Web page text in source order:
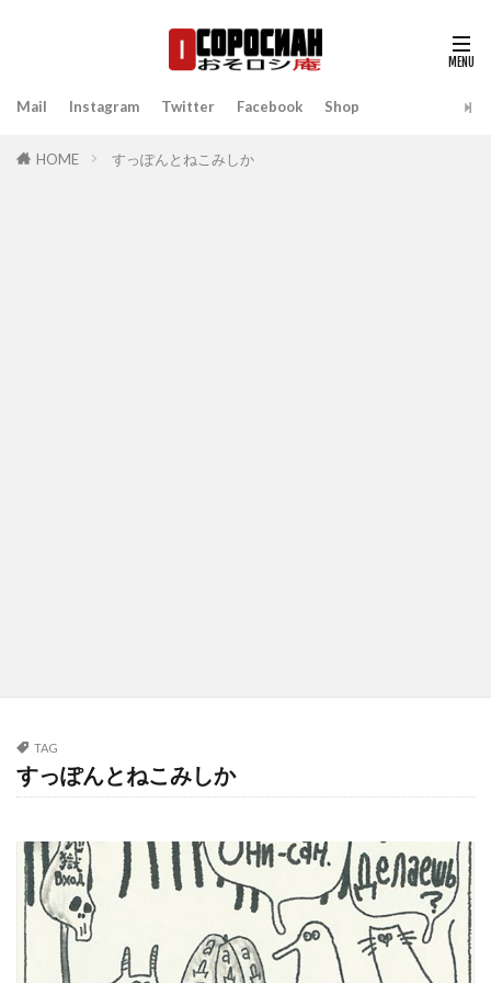
Mail Instagram Twitter Facebook Shop
HOME すっぽんとねこみしか
TAG
すっぽんとねこみしか